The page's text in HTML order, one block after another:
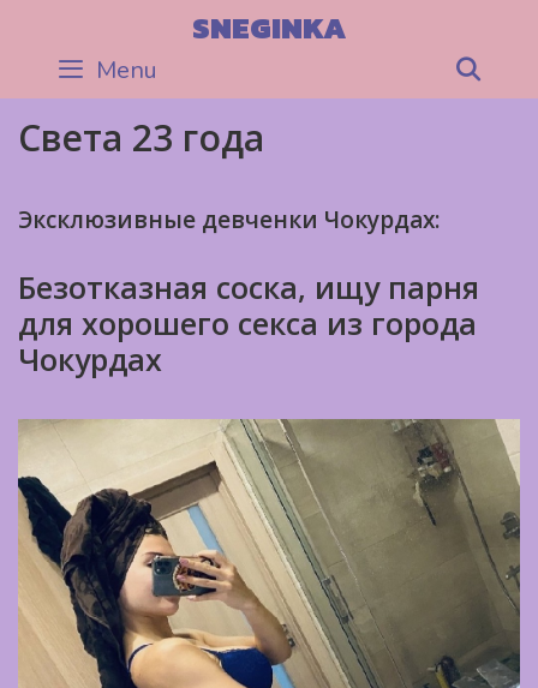
content
SNEGINKA
Menu
Света 23 года
Эксклюзивные девченки Чокурдах:
Безотказная соска, ищу парня
для хорошего секса из города
Чокурдах